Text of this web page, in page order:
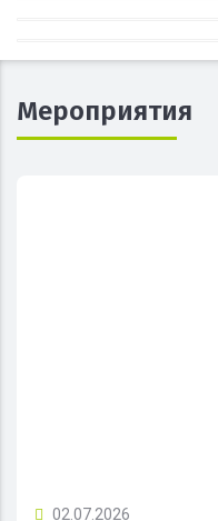
Мероприятия
02.07.2026